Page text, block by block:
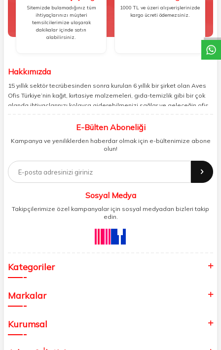
WhtsappDeseHatt
Sitemizde bulamadığınız tüm
ihtiyaçlarınızı müşteri
temsilcilerimize ulaşarak
dakikalar içinde satın
alabilirsiniz.
1000 TL ve üzeri alışverişlerinizde
kargo ücreti ödemezsiniz.
Hakkımızda
15 yıllık sektör tecrübesinden sonra kurulan 6 yıllık bir şirket olan Aves
Ofis Türkiye’nin kağıt, kırtasiye malzemeleri, gıda-temizlik gibi bir çok
alanda ihtiyaçlarınızı kolayca giderebilmenizi sağlar ve geleceğin ofis
veya yaşam alanınızın tüm ihtiyaçlarını yüksek kalitedeki ürünleriyle
şirket ve işyeri yönetimini her zamankinden daha profesyonel bir hâle
kolayca karşılayabileceğiniz Aves , kaliteli ürünleri minimum sürede
tedarik edebilmenizi sağlar.
E-Bülten Aboneliği
Kampanya ve yeniliklerden haberdar olmak için e-bültenimize abone
olun!
Sosyal Medya
Takipçilerimize özel kampanyalar için sosyal medyadan bizleri takip
edin.
Kategoriler
Markalar
Kurumsal